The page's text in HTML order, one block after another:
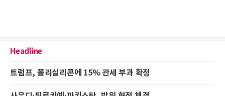
Headline
트럼프, 폴리실리콘에 15% 관세 부과 확정